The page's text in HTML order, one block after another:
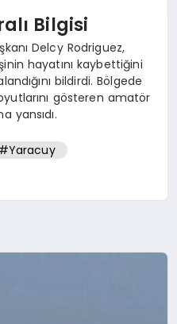
Bilgisi
Delcy Rodriguez,
hayatını kaybettiğini
bildirdi. Bölgede
gösteren amatör
yansıdı.
#Yaracuy